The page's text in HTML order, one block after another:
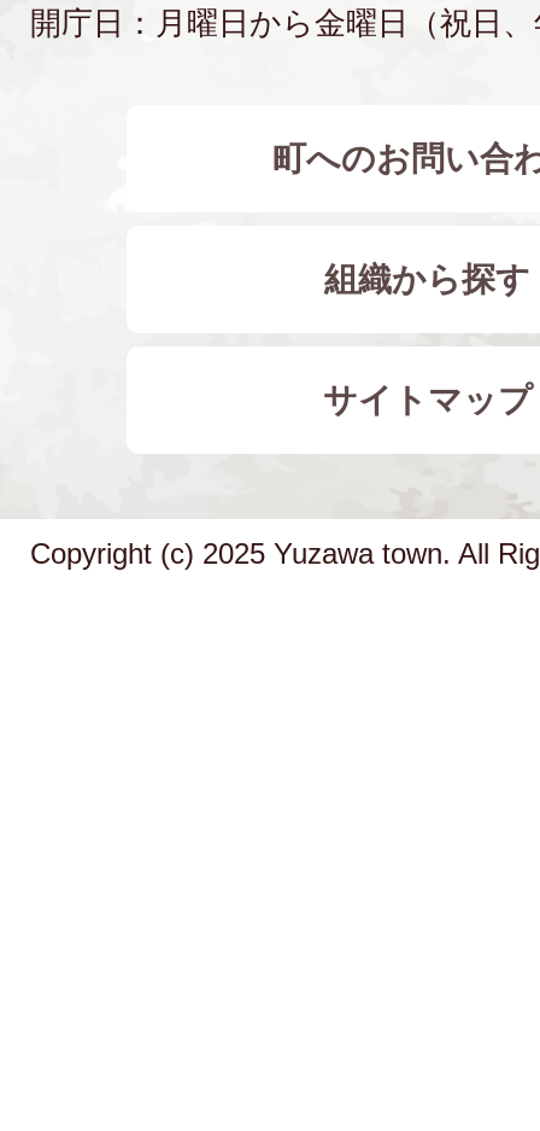
開庁日：月曜日から金曜日（祝日
町へのお問い合
組織から探す
サイトマップ
Copyright (c) 2025 Yuzawa town. All